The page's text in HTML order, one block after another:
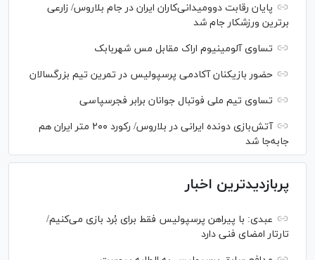
پایان رقابت دوومیدانی‌کاران ایران در جام بلاروس/ زارعی
برترین ورزشکار جام شد
تساوی آلومینیوم اراک مقابل مس شهربابک
حضور بازیکنان آکادمی پرسپولیس در تمرین تیم بزرگسالان
تساوی تیم ملی فوتبال جوانان برابر فجرسپاسی
آتش‌بازی دونده ایرانی در بلاروس/ رکورد ۲۰۰ متر ایران هم
جابه‌جا شد
پربازدیدترین اخبار
عبدی: با پیراهن پرسپولیس فقط برای بُرد بازی می‌کنیم/
تارتار امضای فنی دارد